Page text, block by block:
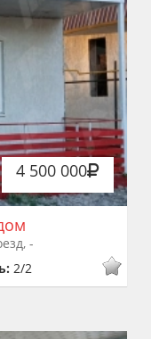
4 500 000
-
2/2